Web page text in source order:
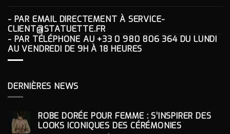
- PAR EMAIL DIRECTEMENT À SERVICE-
CLIENT@STATUETTE.FR
- PAR TÉLÉPHONE AU +33 0 980 806 364DU LUNDI
AU VENDREDI DE 9H À 18 HEURES
DERNIÈRES NEWS
ROBE DORÉE POUR FEMME : S’INSPIRER DES
LOOKS ICONIQUES DES CÉRÉMONIES